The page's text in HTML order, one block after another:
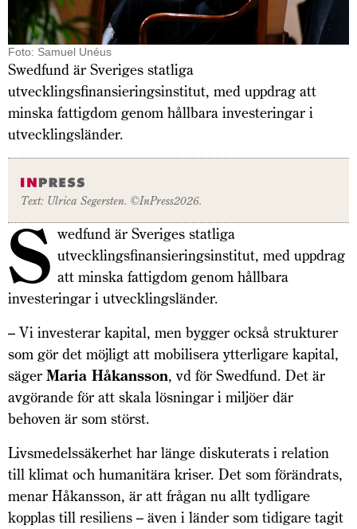
Foto: Samuel Unéus
Swedfund är Sveriges statliga
utvecklingsfinansieringsinstitut, med uppdrag att
minska fattigdom genom hållbara investeringar i
utvecklingsländer.
Text: Ulrica Segersten. ©InPress2026.
S wedfund är Sveriges statliga
utvecklingsfinansieringsinstitut, med uppdrag
att minska fattigdom genom hållbara
investeringar i utvecklingsländer.
– Vi investerar kapital, men bygger också strukturer
som gör det möjligt att mobilisera ytterligare kapital,
säger Maria Håkansson, vd för Swedfund. Det är
avgörande för att skala lösningar i miljöer där
behoven är som störst.
Livsmedelssäkerhet har länge diskuterats i relation
till klimat och humanitära kriser. Det som förändrats,
menar Håkansson, är att frågan nu allt tydligare
kopplas till resiliens – även i länder som tidigare tagit